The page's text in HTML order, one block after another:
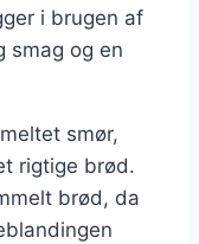
i brugen af
smag og en
smør,
rigtige brød.
brød, da